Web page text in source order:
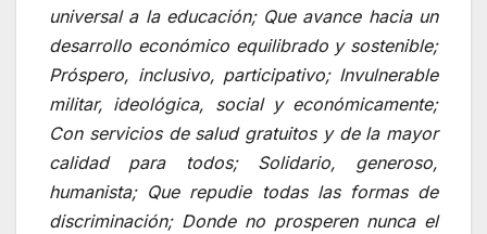
universal a la educación; Que avance hacia un
desarrollo económico equilibrado y sostenible;
Próspero, inclusivo, participativo; Invulnerable
militar, ideológica, social y económicamente;
Con servicios de salud gratuitos y de la mayor
calidad para todos; Solidario, generoso,
humanista; Que repudie todas las formas de
discriminación; Donde no prosperen nunca el